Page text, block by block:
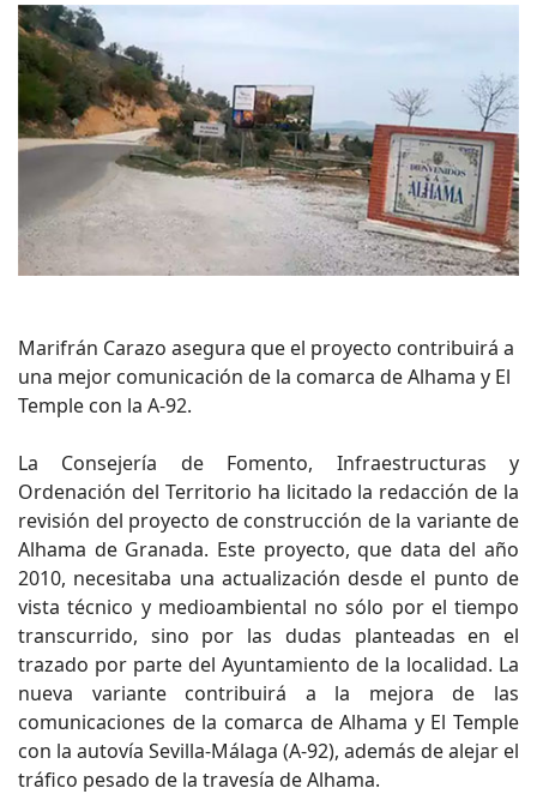
Marifrán Carazo asegura que el proyecto contribuirá a
una mejor comunicación de la comarca de Alhama y El
Temple con la A-92.
La Consejería de Fomento, Infraestructuras y
Ordenación del Territorio ha licitado la redacción de la
revisión del proyecto de construcción de la variante de
Alhama de Granada. Este proyecto, que data del año
2010, necesitaba una actualización desde el punto de
vista técnico y medioambiental no sólo por el tiempo
transcurrido, sino por las dudas planteadas en el
trazado por parte del Ayuntamiento de la localidad. La
nueva variante contribuirá a la mejora de las
comunicaciones de la comarca de Alhama y El Temple
con la autovía Sevilla-Málaga (A-92), además de alejar el
tráfico pesado de la travesía de Alhama.